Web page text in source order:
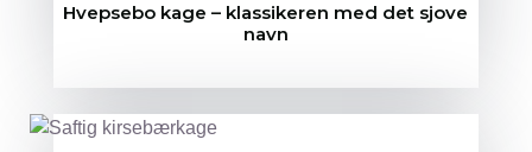
Hvepsebo kage – klassikeren med det sjove
navn